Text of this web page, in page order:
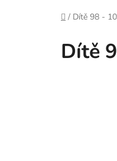
Domů
/ Dítě 98 -
Dítě